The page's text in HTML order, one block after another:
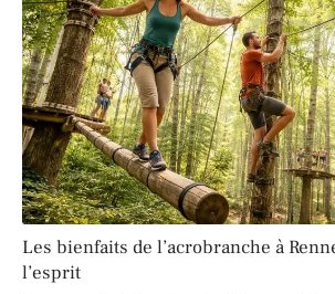
Les bienfaits de l’acrobranche à
l’esprit